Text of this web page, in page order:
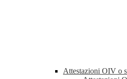
Attestazioni OIV o